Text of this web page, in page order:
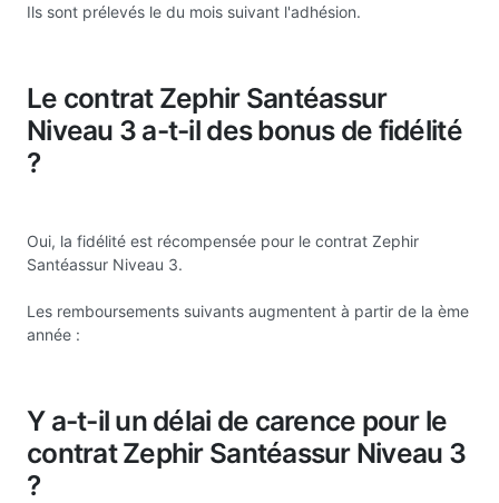
Ils sont prélevés le du mois suivant l'adhésion.
Le contrat Zephir Santéassur
Niveau 3 a-t-il des bonus de fidélité
?
Oui, la fidélité est récompensée pour le contrat Zephir
Santéassur Niveau 3.
Les remboursements suivants augmentent à partir de la ème
année :
Y a-t-il un délai de carence pour le
contrat Zephir Santéassur Niveau 3
?